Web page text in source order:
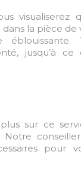
visualiserez
la pièce de
jusqu’à
sur ce
Notre
pour